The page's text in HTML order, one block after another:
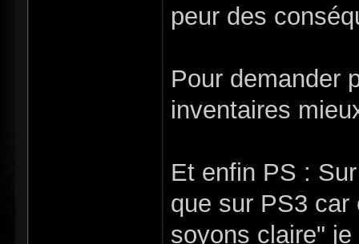
peur des
Pour demander
inventaires
Et enfin PS :
que sur PS3
soyons claire"